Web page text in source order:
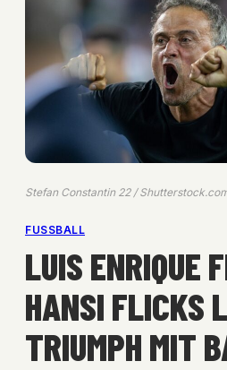
Stefan Constantin 22 /
FUSSBALL
LUIS ENRIQUE
HANSI FLICKS
TRIUMPH MIT